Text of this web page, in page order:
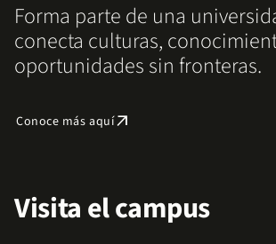
Forma parte de una
conecta culturas,
oportunidades sin fronteras.
Conoce más aquíarrow_outward
Visita el campus